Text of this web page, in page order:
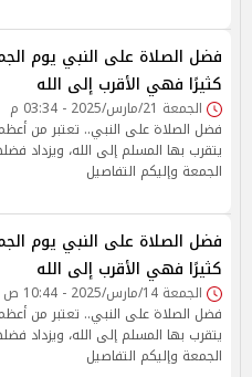
فضل الصلاة على النبي يوم
كثيرًا فهي الأقرب إلى الله
الجمعة 21/مارس/2025 - 03:34 م
فضل الصلاة على النبي.. تعتبر من
يتقرب بها المسلم إلى الله، ويزداد
الجمعة وإليكم التفاصيل
فضل الصلاة على النبي يوم
كثيرًا فهي الأقرب إلى الله
الجمعة 14/مارس/2025 - 10:44 ص
فضل الصلاة على النبي.. تعتبر من
يتقرب بها المسلم إلى الله، ويزداد
الجمعة وإليكم التفاصيل